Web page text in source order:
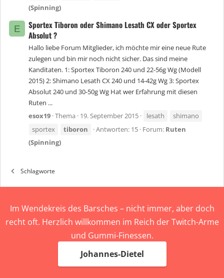
(Spinning)
E
Sportex Tiboron oder Shimano Lesath CX oder Sportex
Absolut ?
Hallo liebe Forum Mitglieder, ich möchte mir eine neue Rute
zulegen und bin mir noch nicht sicher. Das sind meine
Kanditaten. 1: Sportex Tiboron 240 und 22-56g Wg (Modell
2015) 2: Shimano Lesath CX 240 und 14-42g Wg 3: Sportex
Absolut 240 und 30-50g Wg Hat wer Erfahrung mit diesen
Ruten ...
esox19 Thema 19. September 2015 lesath
shimano
sportex
tiboron Antworten: 15 Forum: Ruten
(Spinning)
Schlagworte
Im Wendekreis des Barsches – nicht immer, aber doch
recht oft. Herzlich willkommen im Reich der Twitch-Arme
und Gummi-Finessen.
Johannes-Dietel